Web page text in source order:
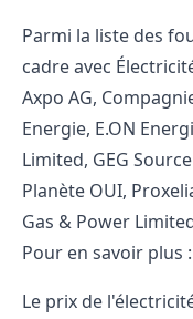
Parmi la liste des
cadre avec
Axpo AG,
Energie, E.ON
Limited, GEG
Planète OUI,
Gas & Power
Pour en savoir plus :
Le prix de